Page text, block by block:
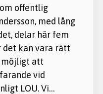
offentlig
med lång
delar här fem
kan vara rätt
möjligt att
vid
LOU. Vi…